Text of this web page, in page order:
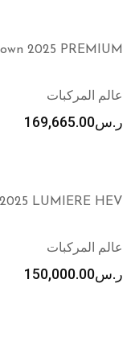
2025 PREMIUM
عالم المركبات
ر.س169,665.00
LUMIERE HEV
عالم المركبات
ر.س150,000.00